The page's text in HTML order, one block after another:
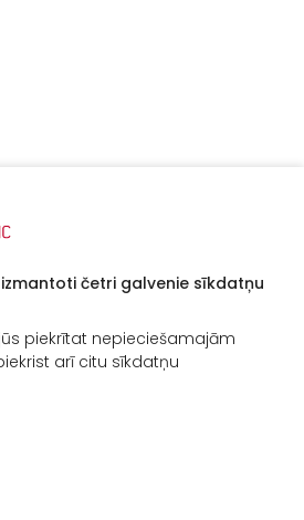
četri galvenie sīkdatņu
piekrītat nepieciešamajām
arī citu sīkdatņu